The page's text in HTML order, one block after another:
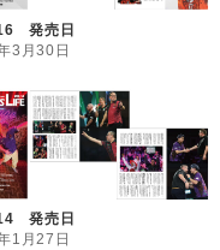
発売日
3月30日
発売日
1月27日